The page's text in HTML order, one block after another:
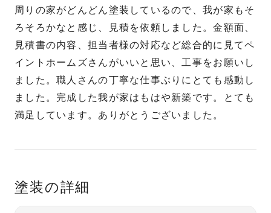
周りの家がどんどん塗装しているので、我が家もそ
ろそろかなと感じ、見積を依頼しました。金額面、
見積書の内容、担当者様の対応など総合的に見てペ
イントホームズさんがいいと思い、工事をお願いし
ました。職人さんの丁寧な仕事ぶりにとても感動し
ました。完成した我が家はもはや新築です。とても
満足しています。ありがとうございました。
塗装の詳細